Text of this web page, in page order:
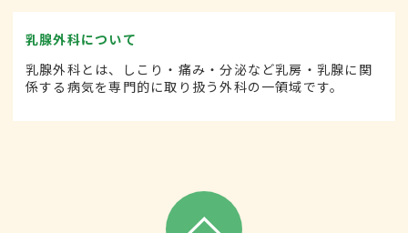
乳腺外科について
乳腺外科とは、しこり・痛み・分泌など乳房・乳腺に関
係する病気を専門的に取り扱う外科の一領域です。